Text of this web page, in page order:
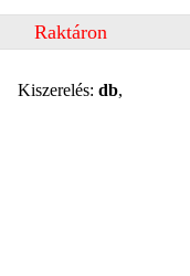
Raktáron
Kiszerelés: db,